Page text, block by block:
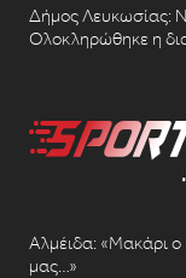
Δήμος Λευκωσίας:
Ολοκληρώθηκε η
Αλμέιδα: «Μακάρι ο
μας…»